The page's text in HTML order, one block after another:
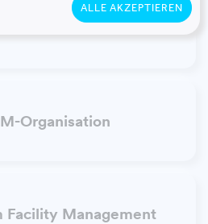
Implementierung
Organisation
Facility Management
ALLE AKZEPTIEREN